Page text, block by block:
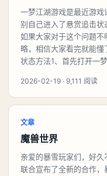
一梦江湖游戏是最近游
别自己进入了悬赏追击状
如果大家对于这个问题
略，相信大家看完就能
状态方法1、首先打开一
2026-02-19 · 9,111 阅读
文章
魔兽世界
亲爱的暴雪玩家们，好
联合宣布了全新的合作